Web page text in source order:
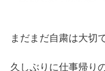
まだまだ自粛は大切
久しぶりに仕事帰り